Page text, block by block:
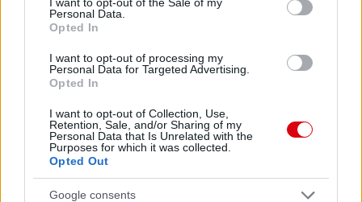
Personal Data.
Opted In
I want to opt-out of processing my
Personal Data for Targeted Advertising.
Opted In
I want to opt-out of Collection, Use,
Retention, Sale, and/or Sharing of my
Personal Data that Is Unrelated with the
Purposes for which it was collected.
Opted Out
Google consents